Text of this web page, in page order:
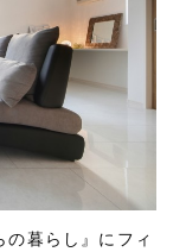
の暮らし』にフィ